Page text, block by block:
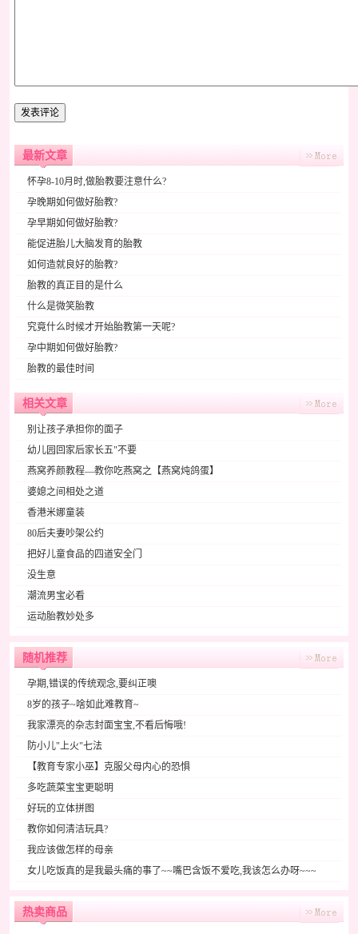
最新文章
怀孕8-10月时,做胎教要注意什么?
孕晚期如何做好胎教?
孕早期如何做好胎教?
能促进胎儿大脑发育的胎教
如何造就良好的胎教?
胎教的真正目的是什么
什么是微笑胎教
究竟什么时候才开始胎教第一天呢?
孕中期如何做好胎教?
胎教的最佳时间
相关文章
别让孩子承担你的面子
幼儿园回家后家长五"不要
燕窝养颜教程—教你吃燕窝之【燕窝炖鸽蛋】
婆媳之间相处之道
香港米娜童装
80后夫妻吵架公约
把好儿童食品的四道安全门
没生意
潮流男宝必看
运动胎教妙处多
随机推荐
孕期,错误的传统观念,要纠正噢
8岁的孩子~啥如此难教育~
我家漂亮的杂志封面宝宝,不看后悔哦!
防小儿"上火"七法
【教育专家小巫】克服父母内心的恐惧
多吃蔬菜宝宝更聪明
好玩的立体拼图
教你如何清洁玩具?
我应该做怎样的母亲
女儿吃饭真的是我最头痛的事了~~嘴巴含饭不爱吃,我该怎么办呀~~~
热卖商品